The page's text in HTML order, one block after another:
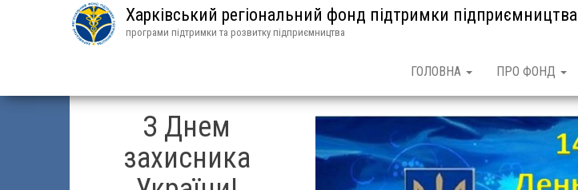
Харківський регіональний фонд підтримки підприємництва
програми підтримки та розвитку підприємництва
ГОЛОВНА ПРО ФОНД
З Днем
захисника